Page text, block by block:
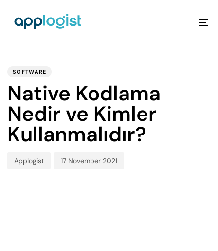
SOFTWARE
Native Kodlama
Nedir ve Kimler
Kullanmalıdır?
Applogist 17 November 2021